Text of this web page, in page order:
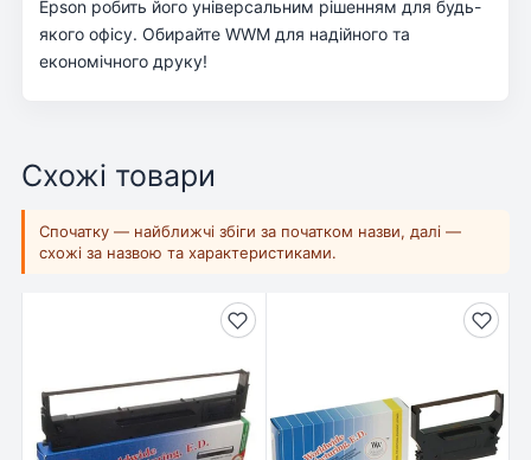
Epson робить його універсальним рішенням для будь-
якого офісу. Обирайте WWM для надійного та
економічного друку!
Схожі товари
Спочатку — найближчі збіги за початком назви, далі —
схожі за назвою та характеристиками.